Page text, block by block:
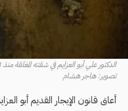
تصوير: هاجر هشام
أعاق قانون الإيجار القديم أبو